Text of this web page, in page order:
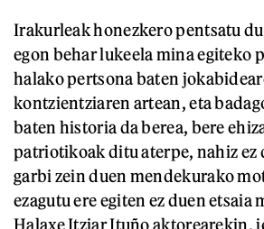
Irakurleak honezkero pentsatu
egon behar lukeela mina egiteko
halako pertsona baten
kontzientziaren artean, eta
baten historia da berea, bere
patriotikoak ditu aterpe, nahiz ez
garbi zein duen mendekurako
ezagutu ere egiten ez duen etsaia
Halaxe Itziar Ituño aktorearekin,